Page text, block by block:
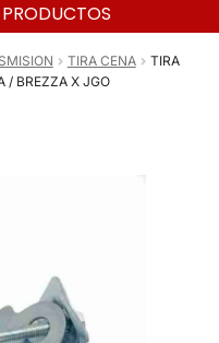
TIRA CENA
TIRA
/ BREZZA X JGO